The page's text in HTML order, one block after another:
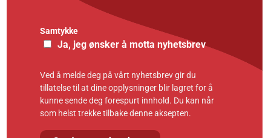
Samtykke
Ja, jeg ønsker å motta nyhetsbrev
Ved å melde deg på vårt nyhetsbrev gir du
tillatelse til at dine opplysninger blir lagret for å
kunne sende deg forespurt innhold. Du kan når
som helst trekke tilbake denne aksepten.